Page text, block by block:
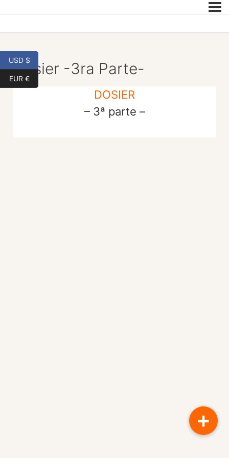
Dosier -3ra Parte-
DOSIER
– 3ª parte –
USD $
EUR €